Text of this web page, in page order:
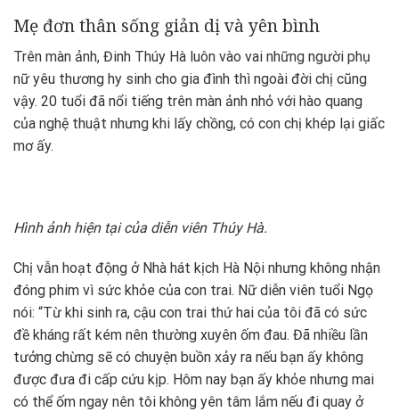
Mẹ đơn thân sống giản dị và yên bình
Trên màn ảnh, Đinh Thúy Hà luôn vào vai những người phụ
nữ yêu thương hy sinh cho gia đình thì ngoài đời chị cũng
vậy. 20 tuổi đã nổi tiếng trên màn ảnh nhỏ với hào quang
của nghệ thuật nhưng khi lấy chồng, có con chị khép lại giấc
mơ ấy.
Hình ảnh hiện tại của diễn viên Thúy Hà.
Chị vẫn hoạt động ở Nhà hát kịch Hà Nội nhưng không nhận
đóng phim vì sức khỏe của con trai. Nữ diễn viên tuổi Ngọ
nói: “Từ khi sinh ra, cậu con trai thứ hai của tôi đã có sức
đề kháng rất kém nên thường xuyên ốm đau. Đã nhiều lần
tưởng chừng sẽ có chuyện buồn xảy ra nếu bạn ấy không
được đưa đi cấp cứu kịp. Hôm nay bạn ấy khỏe nhưng mai
có thể ốm ngay nên tôi không yên tâm lắm nếu đi quay ở